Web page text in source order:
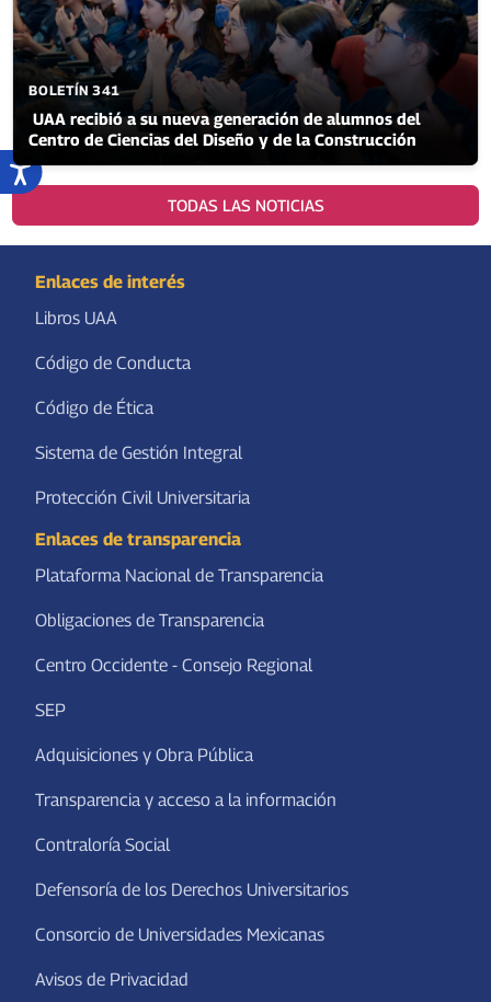
BOLETÍN 341
UAA recibió a su nueva generación de alumnos del
Centro de Ciencias del Diseño y de la Construcción
TODAS LAS NOTICIAS
Enlaces de interés
Libros UAA
Código de Conducta
Código de Ética
Sistema de Gestión Integral
Protección Civil Universitaria
Enlaces de transparencia
Plataforma Nacional de Transparencia
Obligaciones de Transparencia
Centro Occidente - Consejo Regional
SEP
Adquisiciones y Obra Pública
Transparencia y acceso a la información
Contraloría Social
Defensoría de los Derechos Universitarios
Consorcio de Universidades Mexicanas
Avisos de Privacidad